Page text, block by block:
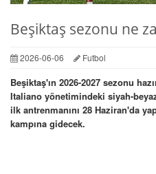
Beşiktaş sezonu ne
2026-06-06 Futbol
Beşiktaş'ın 2026-2027 sezonu
Italiano yönetimindeki siyah-
ilk antrenmanını 28 Haziran'da
kampına gidecek.